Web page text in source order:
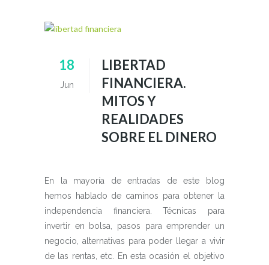
18
Jun
LIBERTAD
FINANCIERA.
MITOS Y
REALIDADES
SOBRE EL DINERO
En la mayoría de entradas de este blog
hemos hablado de caminos para obtener la
independencia financiera. Técnicas para
invertir en bolsa, pasos para emprender un
negocio, alternativas para poder llegar a vivir
de las rentas, etc. En esta ocasión el objetivo